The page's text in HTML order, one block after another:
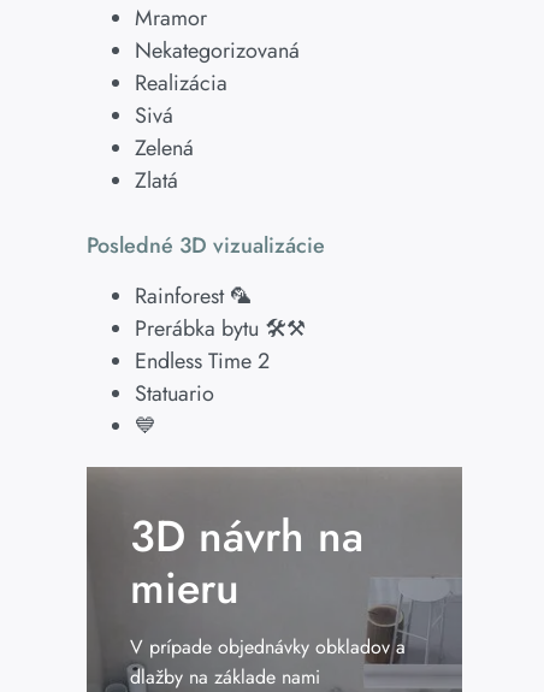
Mramor
Nekategorizovaná
Realizácia
Sivá
Zelená
Zlatá
Posledné 3D vizualizácie
Rainforest 🦜
Prerábka bytu 🛠⚒
Endless Time 2
Statuario
💙
3D návrh na
mieru
V prípade objednávky obkladov a
dlažby na základe nami